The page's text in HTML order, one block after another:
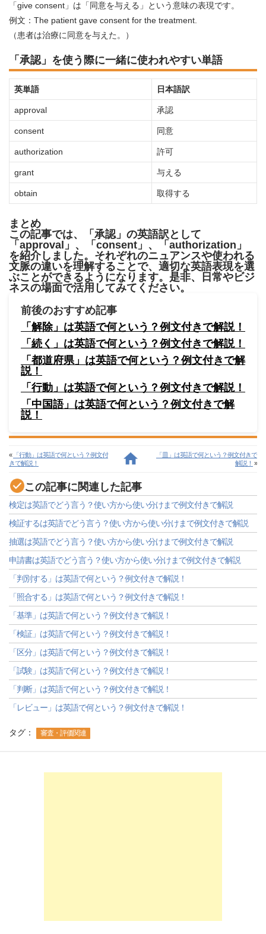
「give consent」は「同意を与える」という意味の表現です。
例文：The patient gave consent for the treatment.
（患者は治療に同意を与えた。）
「承認」を使う際に一緒に使われやすい単語
英単語 日本語訳
approval 承認
consent 同意
authorization 許可
grant 与える
obtain 取得する
まとめ
この記事では、「承認」の英語訳として
「approval」、「consent」、「authorization」
を紹介しました。それぞれのニュアンスや使われる
文脈の違いを理解することで、適切な英語表現を選
ぶことができるようになります。是非、日常やビジ
ネスの場面で活用してみてください。
前後のおすすめ記事
「解除」は英語で何という？例文付きで解説！
「続く」は英語で何という？例文付きで解説！
「都道府県」は英語で何という？例文付きで解
説！
「行動」は英語で何という？例文付きで解説！
「中国語」は英語で何という？例文付きで解
説！
« 「行動」は英語で何という？例文付
きで解説！
「皿」は英語で何という？例文付きで
解説！ »
この記事に関連した記事
検定は英語でどう言う？使い方から使い分けまで例文付きで解説
検証するは英語でどう言う？使い方から使い分けまで例文付きで解説
抽選は英語でどう言う？使い方から使い分けまで例文付きで解説
申請書は英語でどう言う？使い方から使い分けまで例文付きで解説
「判別する」は英語で何という？例文付きで解説！
「照合する」は英語で何という？例文付きで解説！
「基準」は英語で何という？例文付きで解説！
「検証」は英語で何という？例文付きで解説！
「区分」は英語で何という？例文付きで解説！
「試験」は英語で何という？例文付きで解説！
「判断」は英語で何という？例文付きで解説！
「レビュー」は英語で何という？例文付きで解説！
タグ： 審査・評価関連